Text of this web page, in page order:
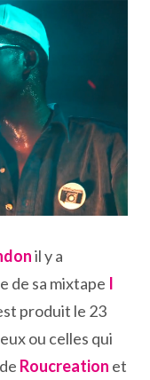
il y a
de sa mixtape I
produit le 23
ou celles qui
Roucreation et